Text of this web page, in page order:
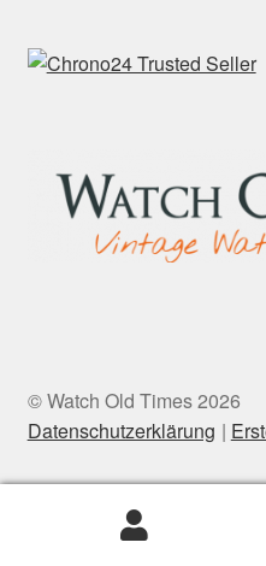
© Watch Old Times 2026
Datenschutzerklärung